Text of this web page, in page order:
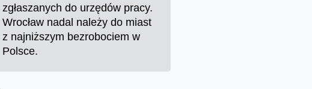
zgłaszanych do urzędów pracy.
Wrocław nadal należy do miast
z najniższym bezrobociem w
Polsce.